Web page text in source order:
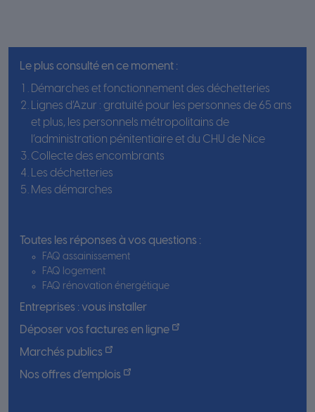
Le plus consulté en ce moment :
Démarches et fonctionnement des déchetteries
Lignes d’Azur : gratuité pour les personnes de 65 ans
et plus, les personnels métropolitains de
l’administration pénitentiaire et du CHU de Nice
Collecte des encombrants
Les déchetteries
Mes démarches
Toutes les réponses à vos questions :
FAQ assainissement
FAQ logement
FAQ rénovation énergétique
Entreprises : vous installer
Déposer vos factures en ligne
Marchés publics
Nos offres d’emplois